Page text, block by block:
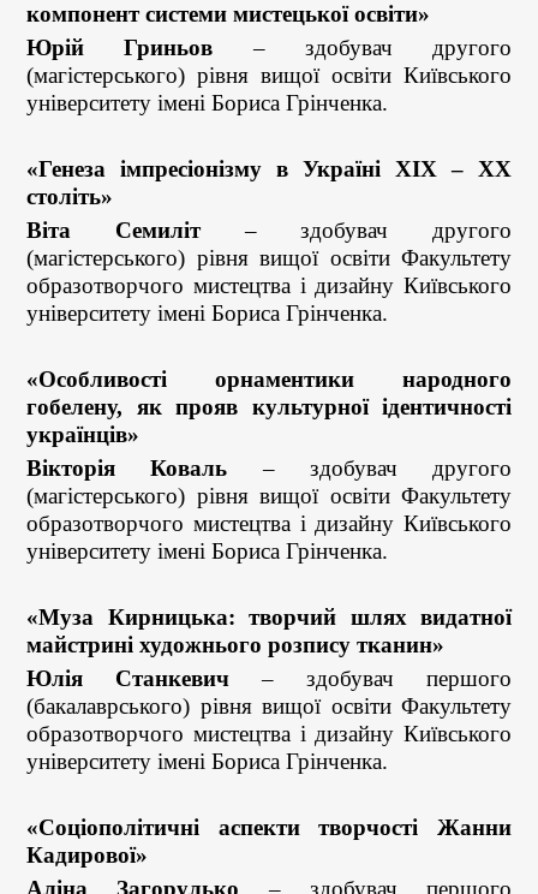
компонент системи мистецької освіти»
Юрій Гриньов – здобувач другого
(магістерського) рівня вищої освіти Київського
університету імені Бориса Грінченка.
«Генеза імпресіонізму в Україні XIX – XX
століть»
Віта Семиліт– здобувач другого
(магістерського) рівня вищої освіти Факультету
образотворчого мистецтва і дизайну Київського
університету імені Бориса Грінченка.
«Особливості орнаментики народного
гобелену, як прояв культурної ідентичності
українців»
Вікторія Коваль – здобувач другого
(магістерського) рівня вищої освіти Факультету
образотворчого мистецтва і дизайну Київського
університету імені Бориса Грінченка.
«Муза Кирницька: творчий шлях видатної
майстрині художнього розпису тканин»
Юлія Станкевич – здобувач першого
(бакалаврського) рівня вищої освіти Факультету
образотворчого мистецтва і дизайну Київського
університету імені Бориса Грінченка.
«Соціополітичні аспекти творчості Жанни
Кадирової»
Аліна Загорулько – здобувач першого